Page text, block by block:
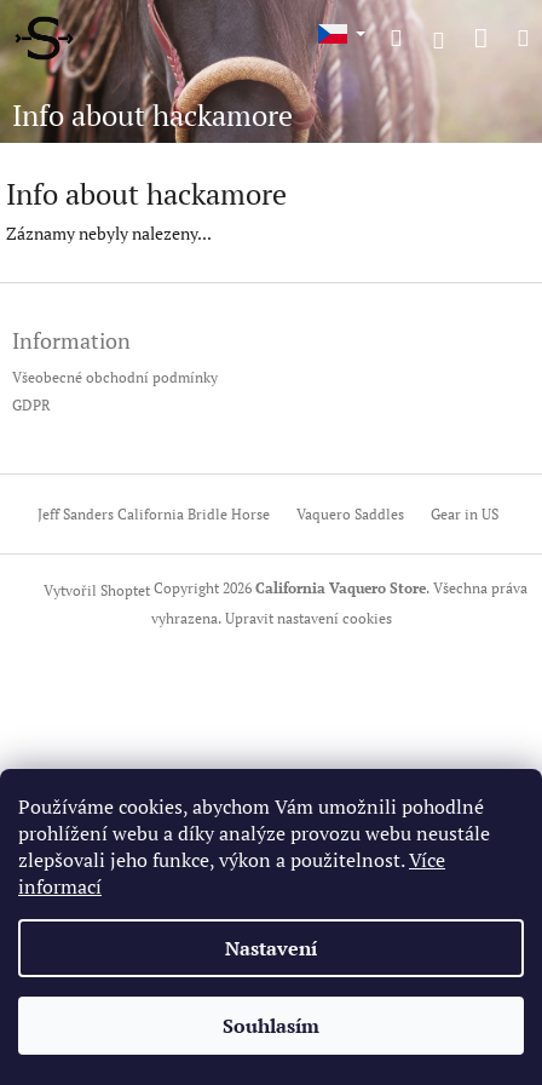
Používáme cookies, abychom Vám umožnili pohodlné
prohlížení webu a díky analýze provozu webu neustále
zlepšovali jeho funkce, výkon a použitelnost.Více
informací
Nastavení
Souhlasím
Přejít
na
obsah
Hledat Přihlášení
Info about hackamore
Info about hackamore
Záznamy nebyly nalezeny...
Information
Všeobecné obchodní podmínky
GDPR
Jeff Sanders California Bridle Horse Vaquero Saddles Gear in US
Vytvořil Shoptet Copyright 2026 California Vaquero Store. Všechna práva
vyhrazena. Upravit nastavení cookies